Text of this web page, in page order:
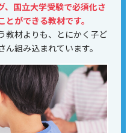
、国立大学受験で必須化さ
ができる教材です。
教材よりも、とにかく子ど
組み込まれています。